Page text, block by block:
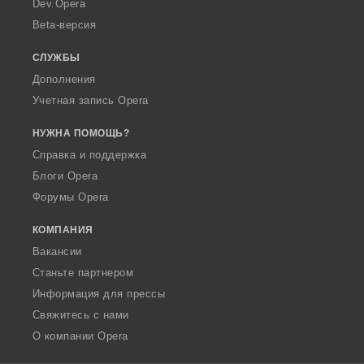
Dev.Opera
Beta-версия
СЛУЖБЫ
Дополнения
Учетная запись Opera
НУЖНА ПОМОЩЬ?
Справка и поддержка
Блоги Opera
Форумы Opera
КОМПАНИЯ
Вакансии
Станьте партнером
Информация для прессы
Свяжитесь с нами
О компании Opera